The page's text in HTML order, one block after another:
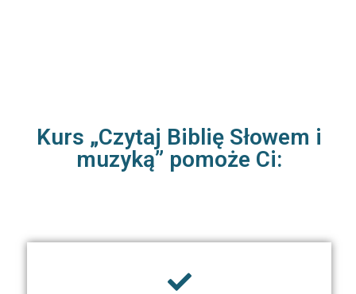
Kurs „Czytaj Biblię Słowem i
muzyką” pomoże Ci: